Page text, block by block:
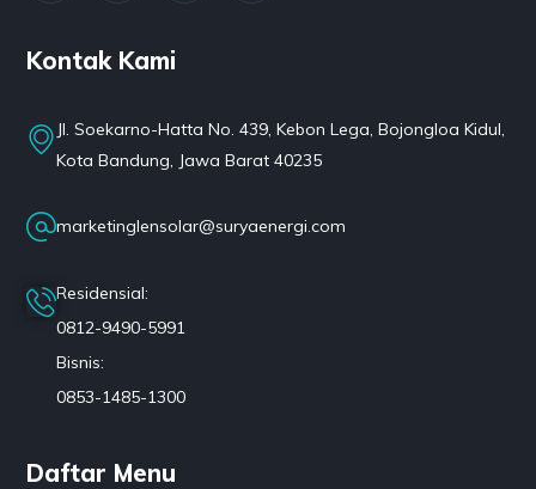
Kontak Kami
Jl. Soekarno-Hatta No. 439, Kebon Lega, Bojongloa Kidul,
Kota Bandung, Jawa Barat 40235
marketinglensolar@suryaenergi.com
Residensial:
0812-9490-5991
Bisnis:
0853-1485-1300
Daftar Menu